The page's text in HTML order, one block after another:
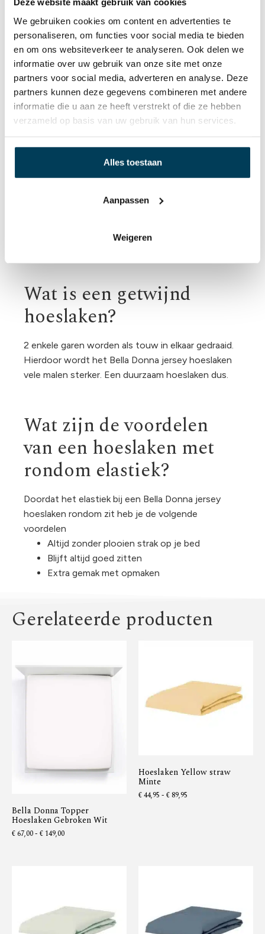
We gebruiken cookies om content en advertenties te
personaliseren, om functies voor social media te bieden
en om ons websiteverkeer te analyseren. Ook delen we
informatie over uw gebruik van onze site met onze
partners voor social media, adverteren en analyse. Deze
partners kunnen deze gegevens combineren met andere
informatie die u aan ze heeft verstrekt of die ze hebben
verzameld op basis van uw gebruik van hun services.
Alles toestaan
Aanpassen
Weigeren
Voor (split) toppers, matrassen en extra dikke
matrassen
Voelt zacht en aangenaam
Pilling vrij
97 % gekamd mako katoen en 3 % elasthan
Verrijkt met Aloë Vera en Arganolie
Wat is een getwijnd
hoeslaken?
2 enkele garen worden als touw in elkaar gedraaid.
Hierdoor wordt het Bella Donna jersey hoeslaken
vele malen sterker. Een duurzaam hoeslaken dus.
Wat zijn de voordelen
van een hoeslaken met
rondom elastiek?
Doordat het elastiek bij een Bella Donna jersey
hoeslaken rondom zit heb je de volgende
voordelen
Altijd zonder plooien strak op je bed
Blijft altijd goed zitten
Extra gemak met opmaken
Gerelateerde producten
Bella Donna Topper
Hoeslaken Gebroken Wit
€ 67,00- €149,00
Hoeslaken Yellow straw
Minte
€44,95 - € 89,95